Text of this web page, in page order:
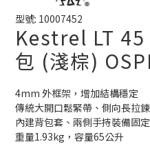
型號: 10007452
Kestrel LT 45
包 (淺棕)
4mm 外框架，增加結構穩定
傳統大開口鬆緊帶、側向長拉
內建背包套、兩側手持裝備固
重量1.93kg，容量65公升